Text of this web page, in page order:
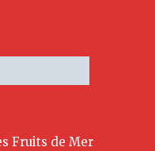
Fruits de Mer